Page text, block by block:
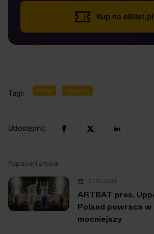
Kup na eBilet.pl
Tagi: Filmy Musical
Udostępnij:
Poprzedni artykuł
21.01.2026
ARTBAT pres.
Poland powraca
mocniejszy